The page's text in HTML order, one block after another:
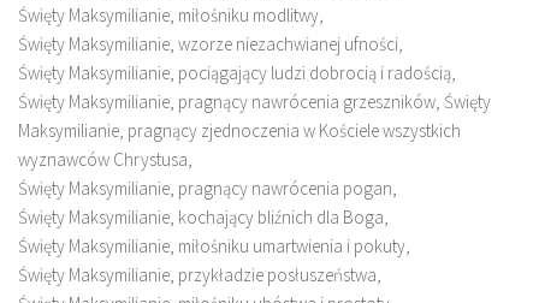
Święty Maksymilianie, miłośniku modlitwy,
Święty Maksymilianie, wzorze niezachwianej ufności,
Święty Maksymilianie, pociągający ludzi dobrocią i radością,
Święty Maksymilianie, pragnący nawrócenia grzeszników, Święty
Maksymilianie, pragnący zjednoczenia w Kościele wszystkich
wyznawców Chrystusa,
Święty Maksymilianie, pragnący nawrócenia pogan,
Święty Maksymilianie, kochający bliźnich dla Boga,
Święty Maksymilianie, miłośniku umartwienia i pokuty,
Święty Maksymilianie, przykładzie posłuszeństwa,